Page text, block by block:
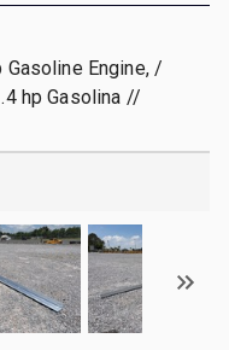
Engine, /
hp Gasolina //